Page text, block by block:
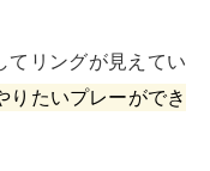
てリングが見えてい
りたいプレーができ